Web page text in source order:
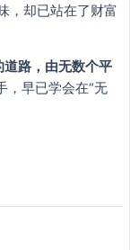
，却已站在了财富
道路，由无数个平
，早已学会在“无